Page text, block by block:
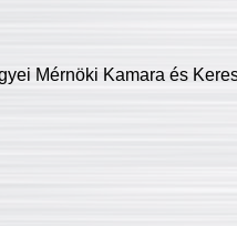
Mérnöki Kamara és